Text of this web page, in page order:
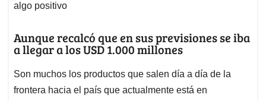
algo positivo
Aunque recalcó que en sus previsiones se iba
a llegar a los USD 1.000 millones
Son muchos los productos que salen día a día de la
frontera hacia el país que actualmente está en